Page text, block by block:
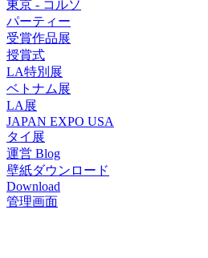
東京 - コルソ
パーティー
受賞作品展
授賞式
LA特別展
ベトナム展
LA展
JAPAN EXPO USA
タイ展
運営 Blog
壁紙ダウンロード
Download
管理画面